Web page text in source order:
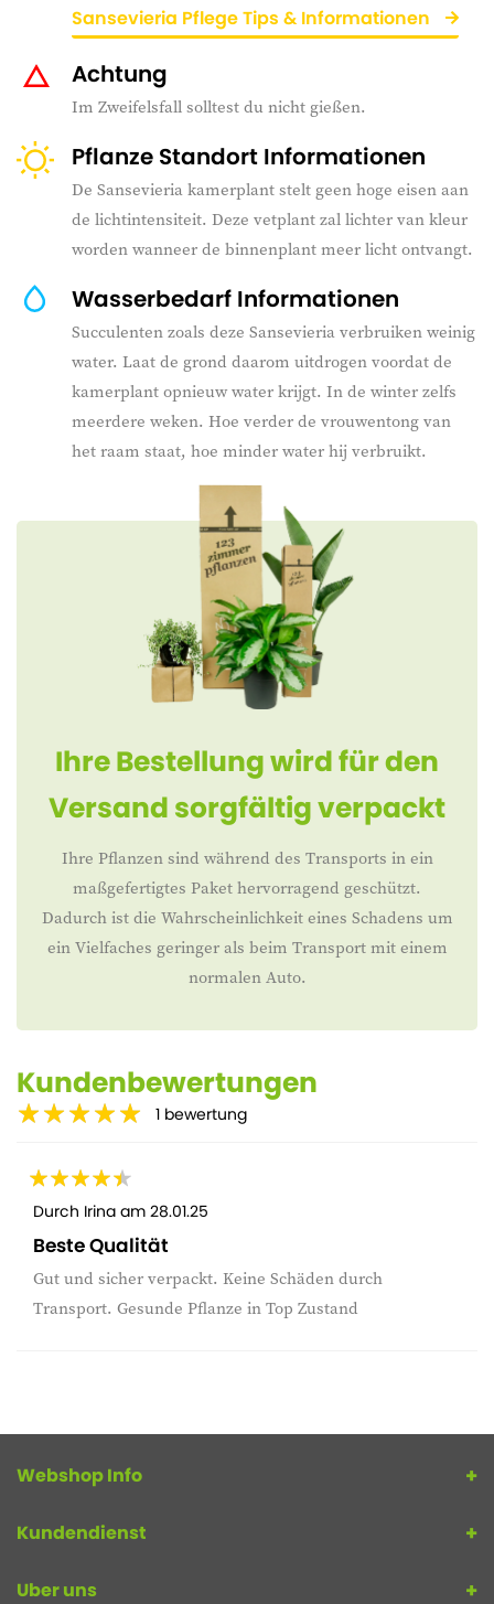
Sansevieria Pflege Tips & Informationen
Achtung
Im Zweifelsfall solltest du nicht gießen.
Pflanze Standort Informationen
De Sansevieria kamerplant stelt geen hoge eisen aan
de lichtintensiteit. Deze vetplant zal lichter van kleur
worden wanneer de binnenplant meer licht ontvangt.
Wasserbedarf Informationen
Succulenten zoals deze Sansevieria verbruiken weinig
water. Laat de grond daarom uitdrogen voordat de
kamerplant opnieuw water krijgt. In de winter zelfs
meerdere weken. Hoe verder de vrouwentong van
het raam staat, hoe minder water hij verbruikt.
Ihre Bestellung wird für den
Versand sorgfältig verpackt
Ihre Pflanzen sind während des Transports in ein
maßgefertigtes Paket hervorragend geschützt.
Dadurch ist die Wahrscheinlichkeit eines Schadens um
ein Vielfaches geringer als beim Transport mit einem
normalen Auto.
Kundenbewertungen
1 bewertung
Durch Irina am 28.01.25
Beste Qualität
Gut und sicher verpackt. Keine Schäden durch
Transport. Gesunde Pflanze in Top Zustand
Webshop Info
Kundendienst
Uber uns